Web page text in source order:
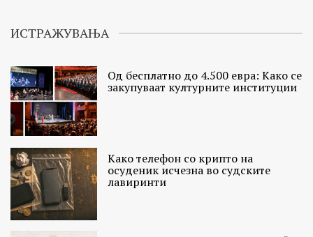
ИСТРАЖУВАЊА
Од бесплатно до 4.500 евра: Како се
закупуваат културните институции
Како телефон со крипто на
осуденик исчезна во судските
лавиринти